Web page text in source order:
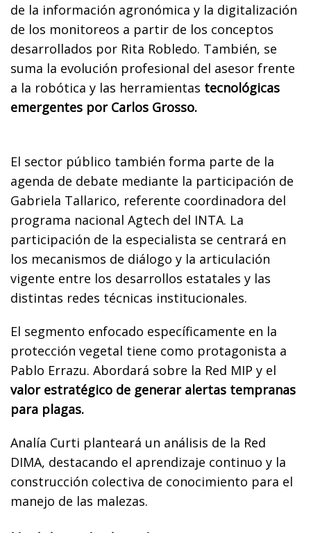
de la información agronómica y la digitalización
de los monitoreos a partir de los conceptos
desarrollados por Rita Robledo. También, se
suma la evolución profesional del asesor frente
a la robótica y las herramientas tecnológicas
emergentes por Carlos Grosso.
El sector público también forma parte de la
agenda de debate mediante la participación de
Gabriela Tallarico, referente coordinadora del
programa nacional Agtech del INTA. La
participación de la especialista se centrará en
los mecanismos de diálogo y la articulación
vigente entre los desarrollos estatales y las
distintas redes técnicas institucionales.
El segmento enfocado específicamente en la
protección vegetal tiene como protagonista a
Pablo Errazu. Abordará sobre la Red MIP y el
valor estratégico de generar alertas tempranas
para plagas.
Analía Curti planteará un análisis de la Red
DIMA, destacando el aprendizaje continuo y la
construcción colectiva de conocimiento para el
manejo de las malezas.